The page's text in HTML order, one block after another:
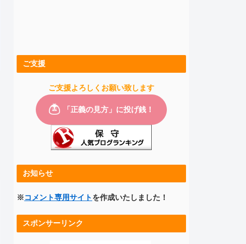
ご支援
ご支援よろしくお願い致します
お知らせ
※コメント専用サイト を作成いたしました！
スポンサーリンク